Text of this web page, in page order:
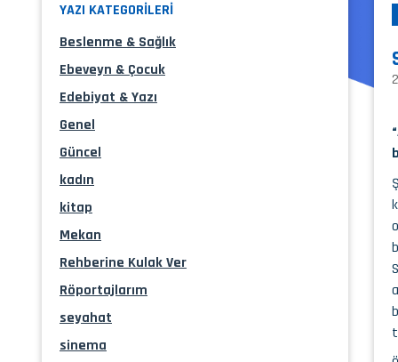
YAZI KATEGORİLERİ
Beslenme & Sağlık
Ebeveyn & Çocuk
Edebiyat & Yazı
Genel
Güncel
kadın
kitap
Mekan
Rehberine Kulak Ver
Röportajlarım
seyahat
sinema